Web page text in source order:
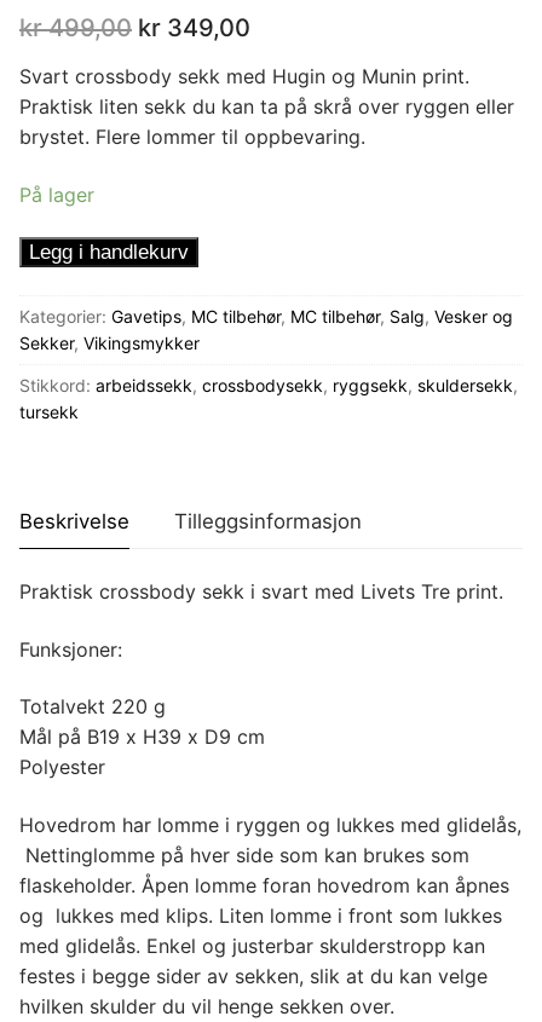
kr499,00 Opprinnelig
var:
kr 499,00.
kr 349,00
er:
kr 349,00.
Svart crossbody sekk med Hugin og Munin print.
Praktisk liten sekk du kan ta på skrå over ryggen eller
brystet. Flere lommer til oppbevaring.
På lager
Crossbodysekk
og
Munin
Legg i handlekurv
Kategorier: Gavetips, MC tilbehør, MC tilbehør, Salg, Vesker og
Sekker, Vikingsmykker
Stikkord: arbeidssekk, crossbodysekk, ryggsekk, skuldersekk,
tursekk
Beskrivelse Tilleggsinformasjon
Praktisk crossbody sekk i svart med Livets Tre print.
Funksjoner:
Totalvekt 220 g
Mål på B19 x H39 x D9 cm
Polyester
Hovedrom har lomme i ryggen og lukkes med glidelås,
Nettinglomme på hver side som kan brukes som
flaskeholder. Åpen lomme foran hovedrom kan åpnes
og lukkes med klips. Liten lomme i front som lukkes
med glidelås. Enkel og justerbar skulderstropp kan
festes i begge sider av sekken, slik at du kan velge
hvilken skulder du vil henge sekken over.